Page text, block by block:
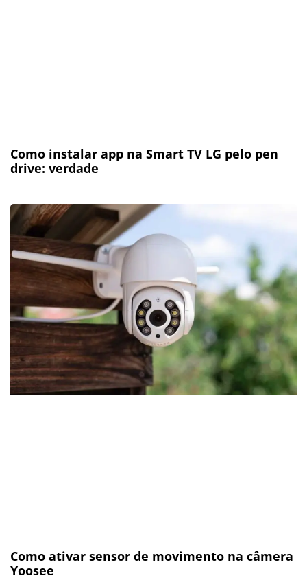
Como instalar app na Smart TV LG pelo pen
drive: verdade
Como ativar sensor de movimento na câmera
Yoosee